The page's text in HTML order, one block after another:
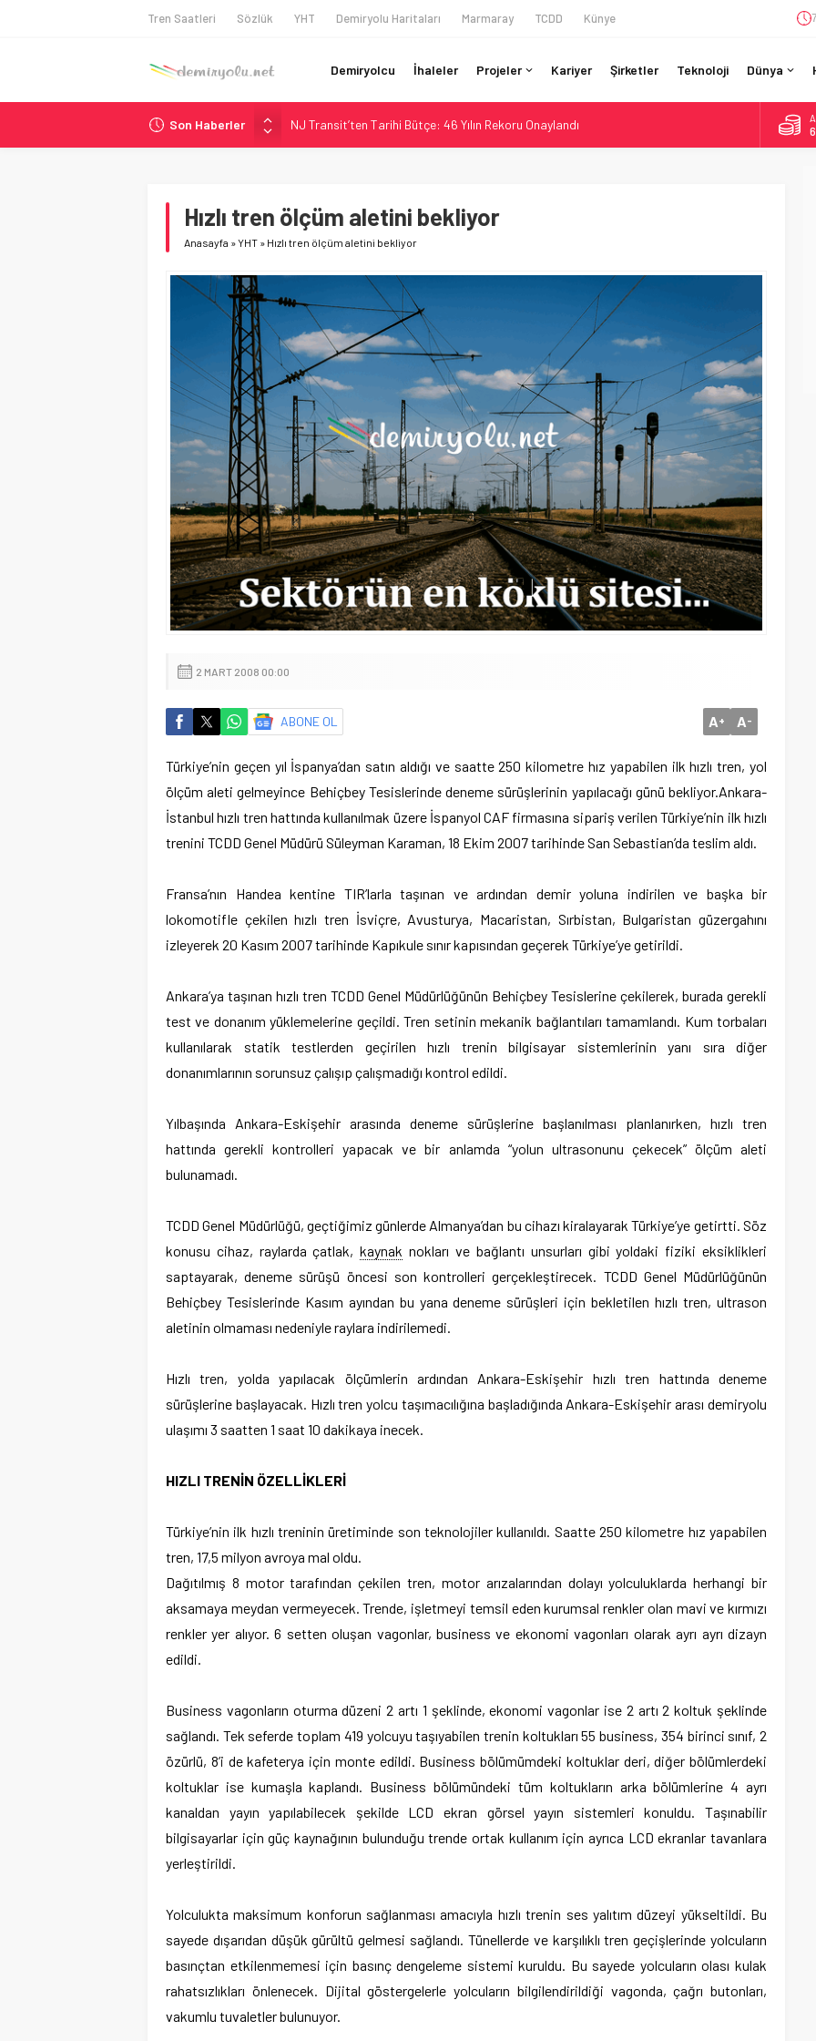
Tren Saatleri Sözlük YHT Demiryolu Haritaları Marmaray TCDD Künye
Demiryolcu İhaleler Projeler Kariyer Şirketler Teknoloji Dünya
Son Haberler
NJ Transit’ten Tarihi Bütçe: 46 Yılın Rekoru Onaylandı
Rocky Mountain, Güneş Enerjili Tesisten İlk Rayı Sevk Etti
Long Beach Limanı’na 58 Milyon Dolarlık Yeşil Yatırım Ödülü
Chicago’da Metra Polisi BVLOS Drone’larla Müdahale Süresini Kısalttı
Hızlı tren ölçüm aletini bekliyor
Anasayfa »YHT » Hızlı tren ölçüm aletini bekliyor
2 MART 2008 00:00
ABONE OL A+ A-
Türkiye’nin geçen yıl İspanya’dan satın aldığı ve saatte 250 kilometre hız yapabilen ilk hızlı tren, yol
ölçüm aleti gelmeyince Behiçbey Tesislerinde deneme sürüşlerinin yapılacağı günü bekliyor.Ankara-
İstanbul hızlı tren hattında kullanılmak üzere İspanyol CAF firmasına sipariş verilen Türkiye’nin ilk hızlı
trenini TCDD Genel Müdürü Süleyman Karaman, 18 Ekim 2007 tarihinde San Sebastian’da teslim aldı.
Fransa’nın Handea kentine TIR’larla taşınan ve ardından demir yoluna indirilen ve başka bir
lokomotifle çekilen hızlı tren İsviçre, Avusturya, Macaristan, Sırbistan, Bulgaristan güzergahını
izleyerek 20 Kasım 2007 tarihinde Kapıkule sınır kapısından geçerek Türkiye’ye getirildi.
Ankara’ya taşınan hızlı tren TCDD Genel Müdürlüğünün Behiçbey Tesislerine çekilerek, burada gerekli
test ve donanım yüklemelerine geçildi. Tren setinin mekanik bağlantıları tamamlandı. Kum torbaları
kullanılarak statik testlerden geçirilen hızlı trenin bilgisayar sistemlerinin yanı sıra diğer
donanımlarının sorunsuz çalışıp çalışmadığı kontrol edildi.
Yılbaşında Ankara-Eskişehir arasında deneme sürüşlerine başlanılması planlanırken, hızlı tren
hattında gerekli kontrolleri yapacak ve bir anlamda “yolun ultrasonunu çekecek” ölçüm aleti
bulunamadı.
TCDD Genel Müdürlüğü, geçtiğimiz günlerde Almanya’dan bu cihazı kiralayarak Türkiye’ye getirtti. Söz
konusu cihaz, raylarda çatlak,kaynak nokları ve bağlantı unsurları gibi yoldaki fiziki eksiklikleri
saptayarak, deneme sürüşü öncesi son kontrolleri gerçekleştirecek. TCDD Genel Müdürlüğünün
Behiçbey Tesislerinde Kasım ayından bu yana deneme sürüşleri için bekletilen hızlı tren, ultrason
aletinin olmaması nedeniyle raylara indirilemedi.
Hızlı tren, yolda yapılacak ölçümlerin ardından Ankara-Eskişehir hızlı tren hattında deneme
sürüşlerine başlayacak. Hızlı tren yolcu taşımacılığına başladığında Ankara-Eskişehir arası demiryolu
ulaşımı 3 saatten 1 saat 10 dakikaya inecek.
HIZLI TRENİN ÖZELLİKLERİ
Türkiye’nin ilk hızlı treninin üretiminde son teknolojiler kullanıldı. Saatte 250 kilometre hız yapabilen
tren, 17,5 milyon avroya mal oldu.
Dağıtılmış 8 motor tarafından çekilen tren, motor arızalarından dolayı yolculuklarda herhangi bir
aksamaya meydan vermeyecek. Trende, işletmeyi temsil eden kurumsal renkler olan mavi ve kırmızı
renkler yer alıyor. 6 setten oluşan vagonlar, business ve ekonomi vagonları olarak ayrı ayrı dizayn
edildi.
Business vagonların oturma düzeni 2 artı 1 şeklinde, ekonomi vagonlar ise 2 artı 2 koltuk şeklinde
sağlandı. Tek seferde toplam 419 yolcuyu taşıyabilen trenin koltukları 55 business, 354 birinci sınıf, 2
özürlü, 8’i de kafeterya için monte edildi. Business bölümümdeki koltuklar deri, diğer bölümlerdeki
koltuklar ise kumaşla kaplandı. Business bölümündeki tüm koltukların arka bölümlerine 4 ayrı
kanaldan yayın yapılabilecek şekilde LCD ekran görsel yayın sistemleri konuldu. Taşınabilir
bilgisayarlar için güç kaynağının bulunduğu trende ortak kullanım için ayrıca LCD ekranlar tavanlara
yerleştirildi.
Yolculukta maksimum konforun sağlanması amacıyla hızlı trenin ses yalıtım düzeyi yükseltildi. Bu
sayede dışarıdan düşük gürültü gelmesi sağlandı. Tünellerde ve karşılıklı tren geçişlerinde yolcuların
basınçtan etkilenmemesi için basınç dengeleme sistemi kuruldu. Bu sayede yolcuların olası kulak
rahatsızlıkları önlenecek. Dijital göstergelerle yolcuların bilgilendirildiği vagonda, çağrı butonları,
vakumlu tuvaletler bulunuyor.